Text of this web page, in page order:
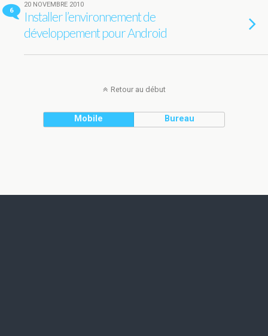
6
20 NOVEMBRE 2010
Installer l’environnement de
développement pour Android
Retour au début
Mobile Bureau